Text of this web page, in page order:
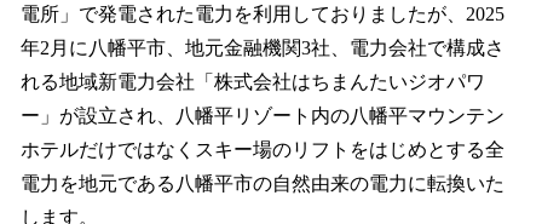
電所」で発電された電力を利用しておりましたが、2025
年2月に八幡平市、地元金融機関3社、電力会社で構成さ
れる地域新電力会社「株式会社はちまんたいジオパワ
ー」が設立され、八幡平リゾート内の八幡平マウンテン
ホテルだけではなくスキー場のリフトをはじめとする全
電力を地元である八幡平市の自然由来の電力に転換いた
します。